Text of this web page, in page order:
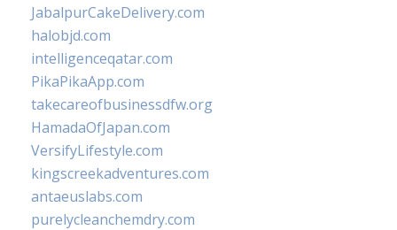
JabalpurCakeDelivery.com
halobjd.com
intelligenceqatar.com
PikaPikaApp.com
takecareofbusinessdfw.org
HamadaOfJapan.com
VersifyLifestyle.com
kingscreekadventures.com
antaeuslabs.com
purelycleanchemdry.com